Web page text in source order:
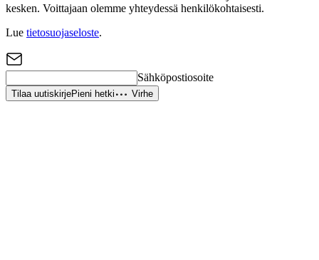
kesken. Voittajaan olemme yhteydessä henkilökohtaisesti.
Lue tietosuojaseloste.
Sähköpostiosoite
Tilaa uutiskirjePieni hetki Virhe